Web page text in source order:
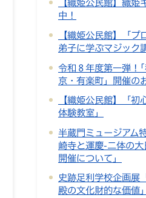
【織姫公民館】織姫
中！
【織姫公民館】「プ
弟子に学ぶマジック
令和８年度第一弾！
京・有楽町」開催の
【織姫公民館】「初
体験教室」
半蔵門ミュージアム
崎寺と運慶-二体の
開催について」
史跡足利学校企画展
殿の文化財的な価値